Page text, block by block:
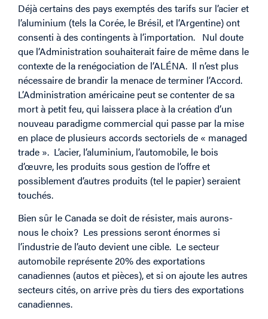
Déjà certains des pays exemptés des tarifs sur l’acier et
l’aluminium (tels la Corée, le Brésil, et l’Argentine) ont
consenti à des contingents à l’importation. Nul doute
que l’Administration souhaiterait faire de même dans le
contexte de la renégociation de l’ALÉNA. Il n’est plus
nécessaire de brandir la menace de terminer l’Accord.
L’Administration américaine peut se contenter de sa
mort à petit feu, qui laissera place à la création d’un
nouveau paradigme commercial qui passe par la mise
en place de plusieurs accords sectoriels de « managed
trade ». L’acier, l’aluminium, l’automobile, le bois
d’œuvre, les produits sous gestion de l’offre et
possiblement d’autres produits (tel le papier) seraient
touchés.
Bien sûr le Canada se doit de résister, mais aurons-
nous le choix? Les pressions seront énormes si
l’industrie de l’auto devient une cible. Le secteur
automobile représente 20% des exportations
canadiennes (autos et pièces), et si on ajoute les autres
secteurs cités, on arrive près du tiers des exportations
canadiennes.